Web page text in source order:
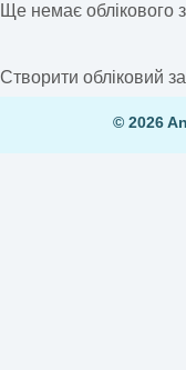
Ще немає облікового
Створити обліковий
© 2026